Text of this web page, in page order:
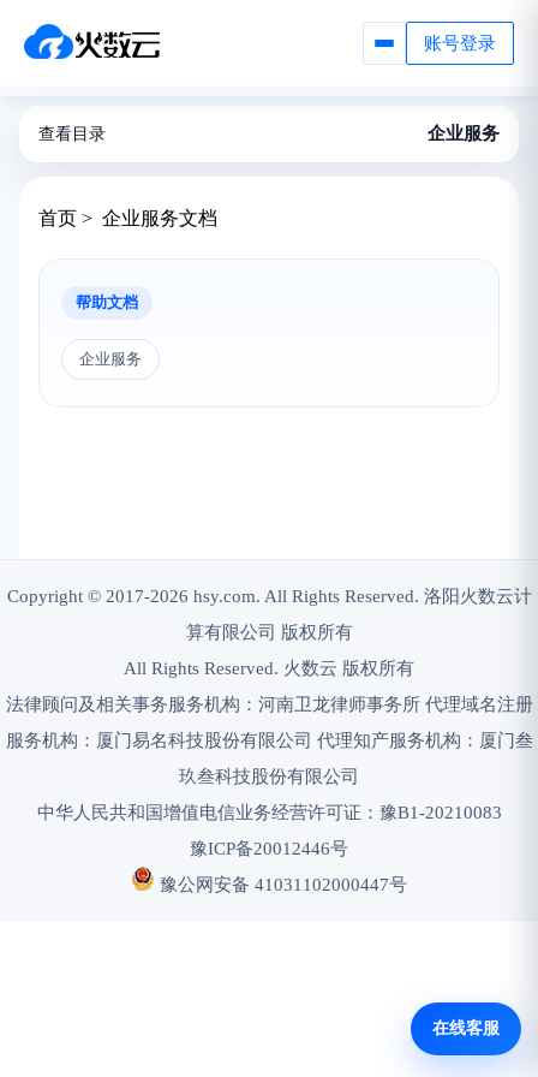
账号登录
查看目录 企业服务
首页 > 企业服务文档
帮助文档
企业服务
在线客服
Copyright © 2017-2026 hsy.com. All Rights Reserved. 洛阳火数云计
算有限公司 版权所有
All Rights Reserved. 火数云 版权所有
法律顾问及相关事务服务机构：河南卫龙律师事务所 代理域名注册
服务机构：厦门易名科技股份有限公司 代理知产服务机构：厦门叁
玖叁科技股份有限公司
中华人民共和国增值电信业务经营许可证：豫B1-20210083
豫ICP备20012446号
豫公网安备 41031102000447号